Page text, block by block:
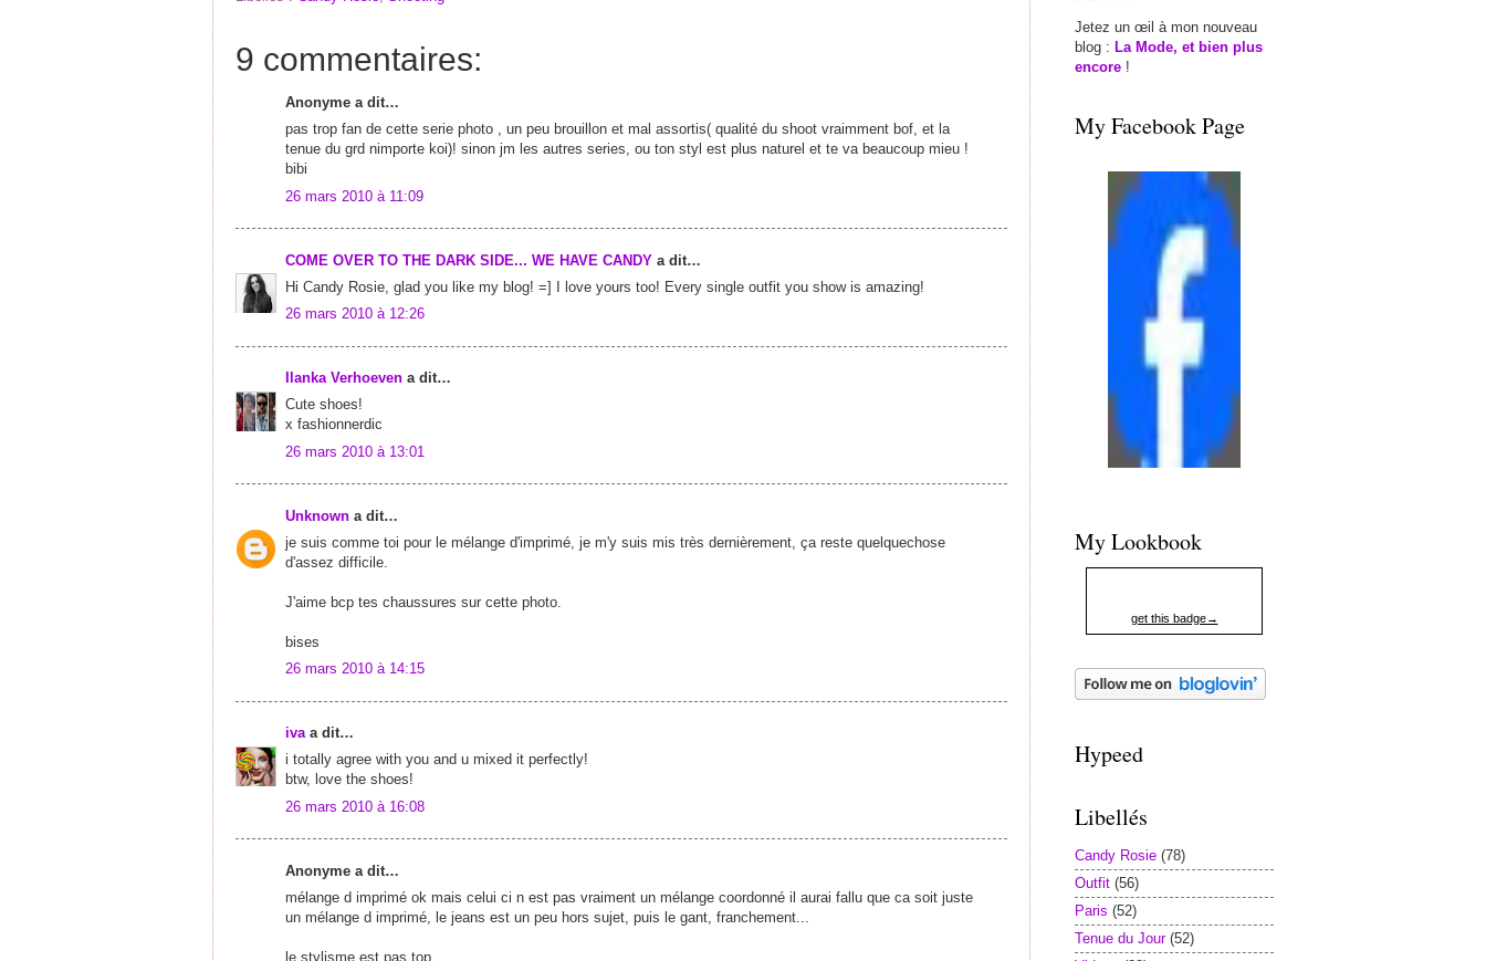
9 commentaires:
Anonyme a dit…
pas trop fan de cette serie photo , un peu brouillon et mal assortis( qualité du shoot vraimment bof, et la
tenue du grd nimporte koi)! sinon jm les autres series, ou ton styl est plus naturel et te va beaucoup mieu !
bibi
26 mars 2010 à 11:09
COME OVER TO THE DARK SIDE... WE HAVE CANDY a dit…
Hi Candy Rosie, glad you like my blog! =] I love yours too! Every single outfit you show is amazing!
26 mars 2010 à 12:26
Ilanka Verhoeven a dit…
Cute shoes!
x fashionnerdic
26 mars 2010 à 13:01
Unknown a dit…
je suis comme toi pour le mélange d'imprimé, je m'y suis mis très dernièrement, ça reste quelquechose
d'assez difficile.
J'aime bcp tes chaussures sur cette photo.
bises
26 mars 2010 à 14:15
ivaa dit…
i totally agree with you and u mixed it perfectly!
btw, love the shoes!
26 mars 2010 à 16:08
Anonyme a dit…
mélange d imprimé ok mais celui ci n est pas vraiment un mélange coordonné il aurai fallu que ca soit juste
un mélange d imprimé, le jeans est un peu hors sujet, puis le gant, franchement...
le stylisme est pas top..
Jetez un œil à mon nouveau
blog : La Mode, et bien plus
encore !
My Facebook Page
My Lookbook
get this badge→
Hypeed
Libellés
Candy Rosie (78)
Outfit (56)
Paris (52)
Tenue du Jour (52)